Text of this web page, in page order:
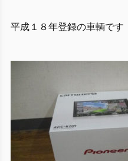
平成１８年登録の車輌です